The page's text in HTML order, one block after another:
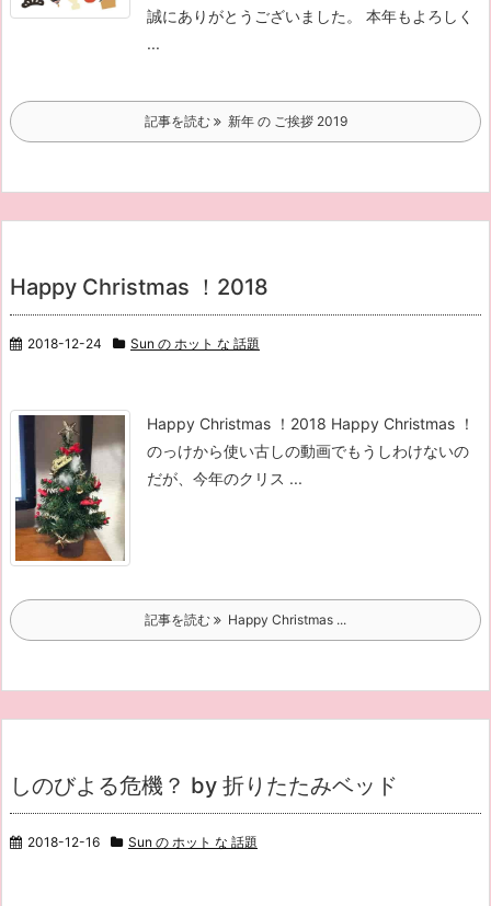
誠にありがとうございました。 本年もよろしく
...
記事を読む 新年 の ご挨拶 2019
Happy Christmas ！2018
2018-12-24 Sun の ホット な 話題
Happy Christmas ！2018 Happy Christmas ！
のっけから使い古しの動画でもうしわけないの
だが、今年のクリス ...
記事を読む Happy Christmas ...
しのびよる危機？ by 折りたたみベッド
2018-12-16 Sun の ホット な 話題